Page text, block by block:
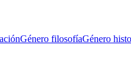
Género filosofíaGénero